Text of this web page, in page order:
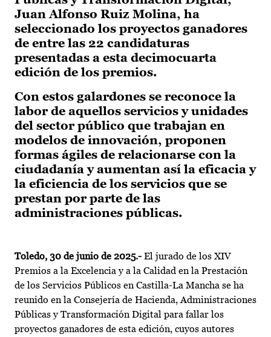
Juan Alfonso Ruiz Molina, ha
seleccionado los proyectos ganadores
de entre las 22 candidaturas
presentadas a esta decimocuarta
edición de los premios.
Con estos galardones se reconoce la
labor de aquellos servicios y unidades
del sector público que trabajan en
modelos de innovación, proponen
formas ágiles de relacionarse con la
ciudadanía y aumentan así la eficacia y
la eficiencia de los servicios que se
prestan por parte de las
administraciones públicas.
Toledo, 30 de junio de 2025.- El jurado de los XIV
Premios a la Excelencia y a la Calidad en la Prestación
de los Servicios Públicos en Castilla-La Mancha se ha
reunido en la Consejería de Hacienda, Administraciones
Públicas y Transformación Digital para fallar los
proyectos ganadores de esta edición, cuyos autores